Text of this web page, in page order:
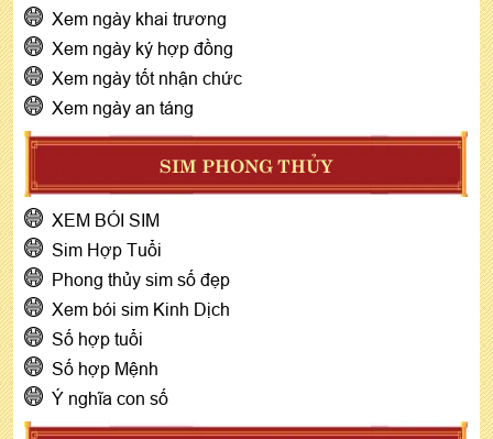
Xem ngày khai trương
Xem ngày ký hợp đồng
Xem ngày tốt nhận chức
Xem ngày an táng
SIM PHONG THỦY
XEM BÓI SIM
Sim Hợp Tuổi
Phong thủy sim số đẹp
Xem bói sim Kinh Dịch
Số hợp tuổi
Số hợp Mệnh
Ý nghĩa con số